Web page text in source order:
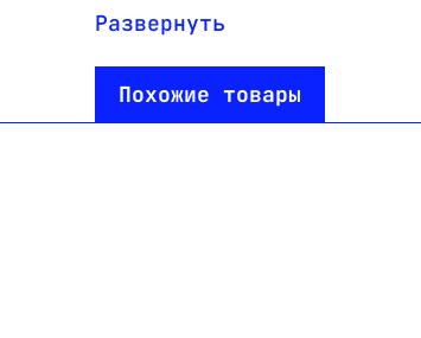
Упаковка
Тип напряжения
Развернуть
Похожие товары